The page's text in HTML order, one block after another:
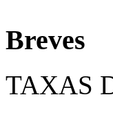
Breves
TAXAS